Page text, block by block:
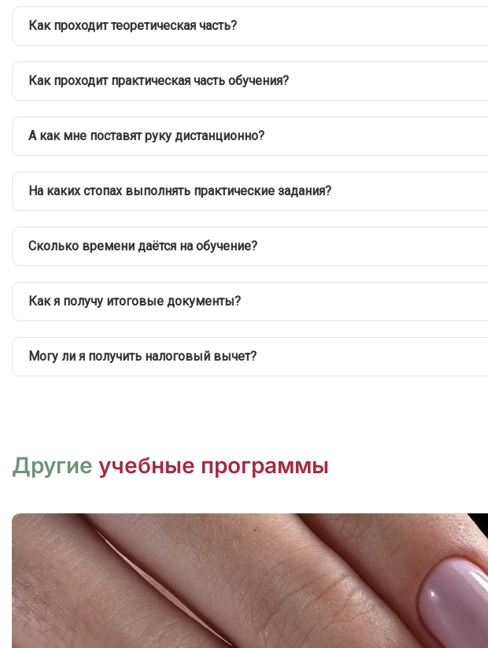
Как проходит теоретическая часть?
Как проходит практическая часть обучения?
А как мне поставят руку дистанционно?
На каких стопах выполнять практические задания?
Сколько времени даётся на обучение?
Как я получу итоговые документы?
Могу ли я получить налоговый вычет?
Другие учебные программы